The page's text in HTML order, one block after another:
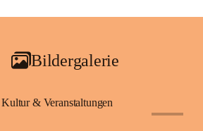
Bildergalerie
Kultur & Veranstaltungen